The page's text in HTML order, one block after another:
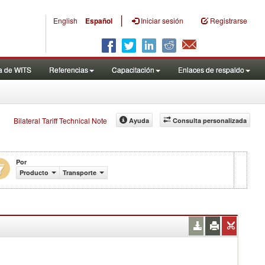
English Español | Iniciar sesión Registrarse
de WITS Referencias Capacitación Enlaces de respaldo
Bilateral Tariff Technical Note Consulta personalizada
Ayuda
Por
Producto
Transporte